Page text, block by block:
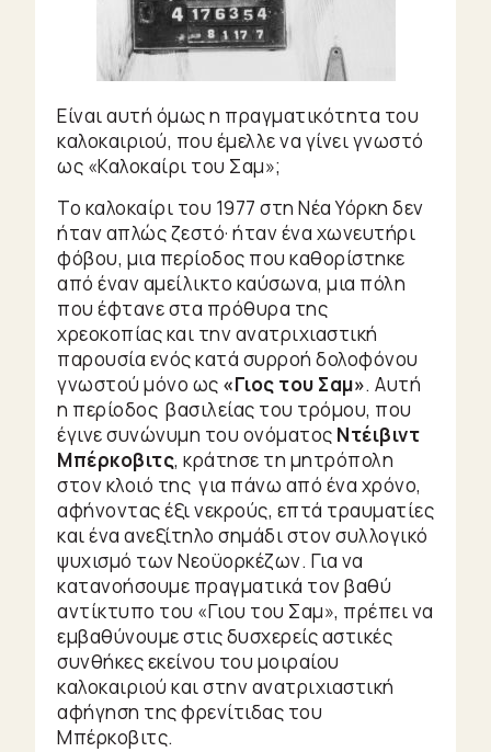
Είναι αυτή όμως η πραγματικότητα του
καλοκαιριού, που έμελλε να γίνει γνωστό
ως «Καλοκαίρι του Σαμ»;
Το καλοκαίρι του 1977 στη Νέα Υόρκη δεν
ήταν απλώς ζεστό· ήταν ένα χωνευτήρι
φόβου, μια περίοδος που καθορίστηκε
από έναν αμείλικτο καύσωνα, μια πόλη
που έφτανε στα πρόθυρα της
χρεοκοπίας και την ανατριχιαστική
παρουσία ενός κατά συρροή δολοφόνου
γνωστού μόνο ως «Γιος του Σαμ». Αυτή
η περίοδος βασιλείας του τρόμου, που
έγινε συνώνυμη του ονόματος Ντέιβιντ
Μπέρκοβιτς, κράτησε τη μητρόπολη
στον κλοιό της για πάνω από ένα χρόνο,
αφήνοντας έξι νεκρούς, επτά τραυματίες
και ένα ανεξίτηλο σημάδι στον συλλογικό
ψυχισμό των Νεοϋορκέζων. Για να
κατανοήσουμε πραγματικά τον βαθύ
αντίκτυπο του «Γιου του Σαμ», πρέπει να
εμβαθύνουμε στις δυσχερείς αστικές
συνθήκες εκείνου του μοιραίου
καλοκαιριού και στην ανατριχιαστική
αφήγηση της φρενίτιδας του
Μπέρκοβιτς.